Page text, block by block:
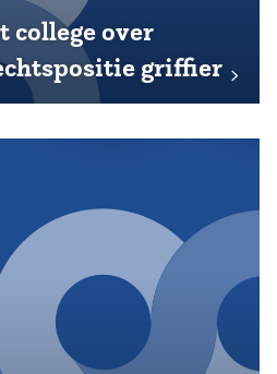
college over
griffier